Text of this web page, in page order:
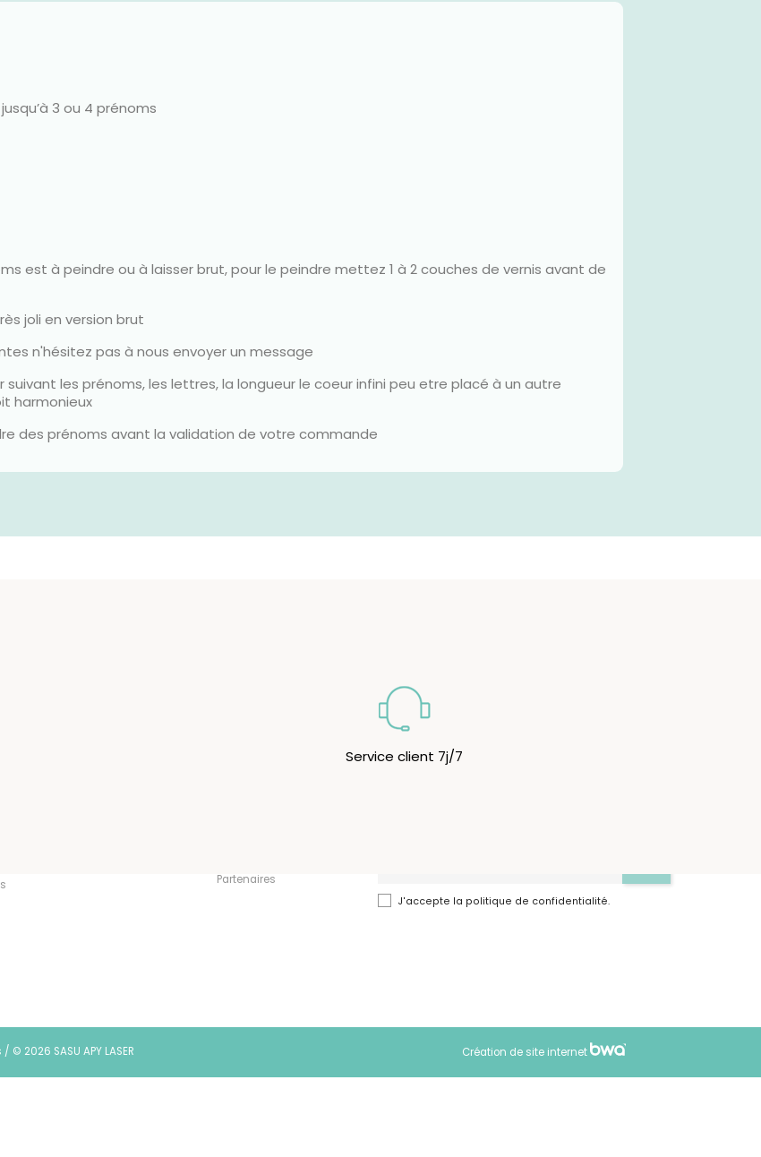
3 ou 4 prénoms
est à peindre ou à laisser brut, pour le peindre mettez 1 à 2 couches de vernis avant de
joli en version brut
n'hésitez pas à nous envoyer un message
les prénoms, les lettres, la longueur le coeur infini peu etre placé à un autre
harmonieux
des prénoms avant la validation de votre commande
Service client 7j/7
Partenaires
J'accepte la politique de confidentialité.
/ © 2026 SASU APY LASER Création de site internet